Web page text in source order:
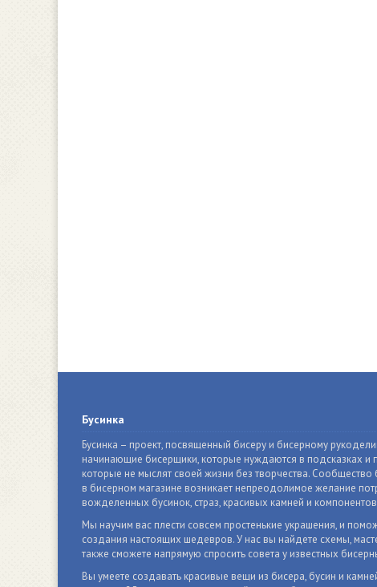
Бусинка
Бусинка – проект, посвященный бисеру и бисерному
начинающие бисерщики, которые нуждаются в подсказках и
которые не мыслят своей жизни без творчества.
в бисерном магазине возникает непреодолимое желание
вожделенных бусинок, страз, красивых камней и
Мы научим вас плести совсем простенькие украшения, и
создания настоящих шедевров. У нас вы найдете схемы,
также сможете напрямую спросить совета у известных
Вы умеете создавать красивые вещи из бисера, бусин и